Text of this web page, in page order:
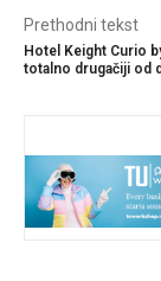
Prethodni tekst
Hotel Keight Curio
totalno drugačiji od